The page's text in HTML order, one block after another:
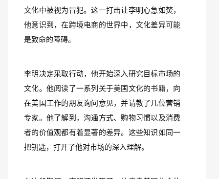
文化中被视为冒犯。这一打击让李明心急如焚，
他意识到，在跨境电商的世界中，文化差异可能
是致命的障碍。
李明决定采取行动，他开始深入研究目标市场的
文化。他阅读了一系列关于美国文化的书籍，向
在美国工作的朋友询问意见，并请教了几位营销
专家。他了解到，沟通方式、购物习惯以及消费
者的价值观都有着显著的差异。这些知识如同一
把钥匙，打开了他对市场的深入理解。